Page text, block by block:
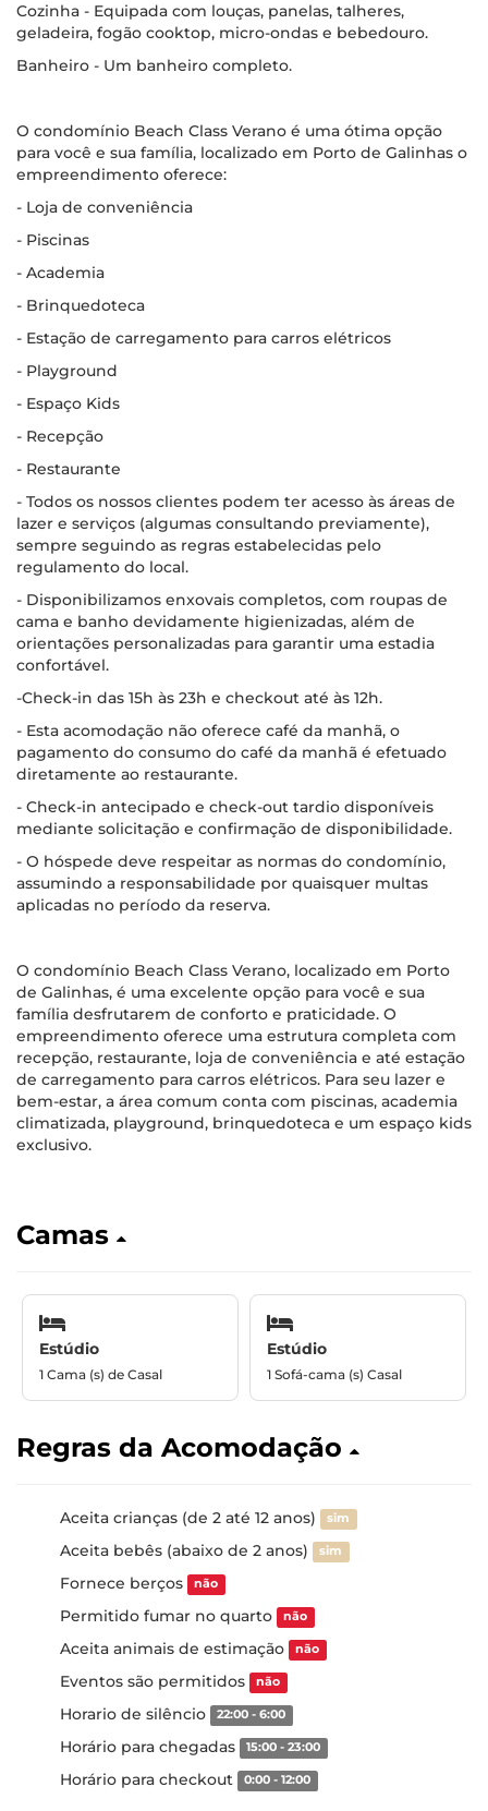
Cozinha - Equipada com louças, panelas, talheres,
geladeira, fogão cooktop, micro-ondas e bebedouro.
Banheiro - Um banheiro completo.
O condomínio Beach Class Verano é uma ótima opção
para você e sua família, localizado em Porto de Galinhas o
empreendimento oferece:
- Loja de conveniência
- Piscinas
- Academia
- Brinquedoteca
- Estação de carregamento para carros elétricos
- Playground
- Espaço Kids
- Recepção
- Restaurante
- Todos os nossos clientes podem ter acesso às áreas de
lazer e serviços (algumas consultando previamente),
sempre seguindo as regras estabelecidas pelo
regulamento do local.
- Disponibilizamos enxovais completos, com roupas de
cama e banho devidamente higienizadas, além de
orientações personalizadas para garantir uma estadia
confortável.
-Check-in das 15h às 23h e checkout até às 12h.
- Esta acomodação não oferece café da manhã, o
pagamento do consumo do café da manhã é efetuado
diretamente ao restaurante.
- Check-in antecipado e check-out tardio disponíveis
mediante solicitação e confirmação de disponibilidade.
- O hóspede deve respeitar as normas do condomínio,
assumindo a responsabilidade por quaisquer multas
aplicadas no período da reserva.
O condomínio Beach Class Verano, localizado em Porto
de Galinhas, é uma excelente opção para você e sua
família desfrutarem de conforto e praticidade. O
empreendimento oferece uma estrutura completa com
recepção, restaurante, loja de conveniência e até estação
de carregamento para carros elétricos. Para seu lazer e
bem-estar, a área comum conta com piscinas, academia
climatizada, playground, brinquedoteca e um espaço kids
exclusivo.
Camas
Estúdio
1 Cama (s) de Casal
Estúdio
1 Sofá-cama (s) Casal
Regras da Acomodação
Aceita crianças (de 2 até 12 anos) sim
Aceita bebês (abaixo de 2 anos) sim
Fornece berços não
Permitido fumar no quarto não
Aceita animais de estimação não
Eventos são permitidos não
Horario de silêncio 22:00 - 6:00
Horário para chegadas 15:00 - 23:00
Horário para checkout 0:00 - 12:00